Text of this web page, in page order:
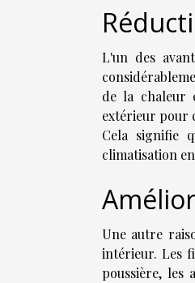
L'un des
de la chaleur
extérieur pour
Cela signifie
climatisation
Une autre
intérieur. Les
poussière, les